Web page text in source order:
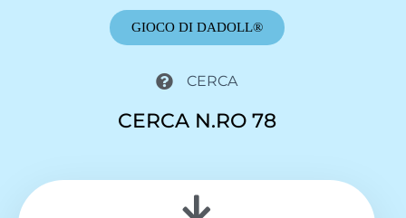
GIOCO DI DADOLL®
CERCA
CERCA N.RO 78